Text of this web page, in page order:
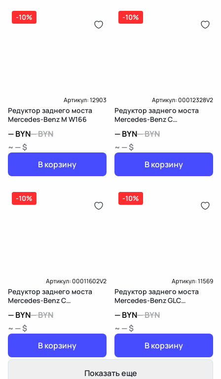
-10%
Артикул:12903
Редуктор заднего моста
Mercedes-Benz M W166
—BYN—BYN
~ — $
В корзину
-10%
Артикул:00012328V2
Редуктор заднего моста
Mercedes-Benz C
—BYN—BYN
~ — $
В корзину
-10%
Артикул:00011602V2
Редуктор заднего моста
Mercedes-Benz C
—BYN—BYN
~ — $
В корзину
-10%
Артикул:11569
Редуктор заднего моста
Mercedes-Benz GLC
—BYN—BYN
~ — $
В корзину
Показать еще